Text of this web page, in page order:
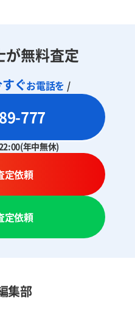
が無料査定
ぐお電話を /
777
年中無休)
定依頼
定依頼
集部